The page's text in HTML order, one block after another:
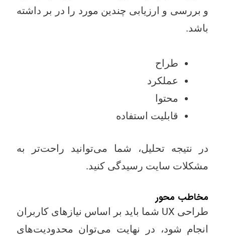
و بررسی و ارزیابی چندین مورد را در بر داشته
باشد.
طراح
عملکرد
محتوا
قابلیت استفاده
در نتیجه تحلیل، شما می‌توانید راحت‌تر به
مشکلات سایت رسیدگی کنید.
مخاطب محور
طراحی UX شما باید بر اساس نیازهای کاربران
انجام شود، در نهایت می‌توان محدودیت‌های